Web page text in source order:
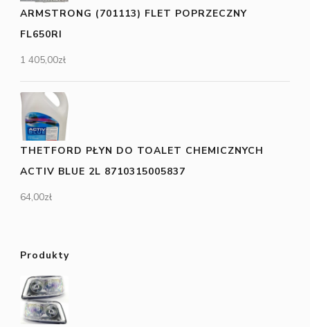
ARMSTRONG (701113) FLET POPRZECZNY
FL650RI
1 405,00zł
THETFORD PŁYN DO TOALET CHEMICZNYCH
ACTIV BLUE 2L 8710315005837
64,00zł
Produkty